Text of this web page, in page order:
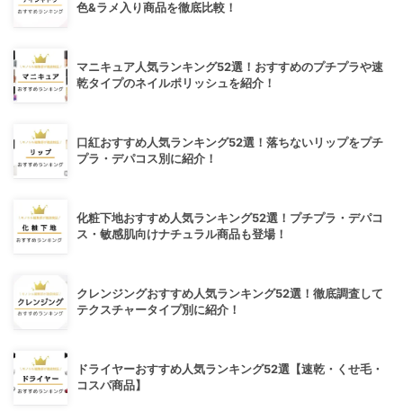
色&ラメ入り商品を徹底比較！
マニキュア人気ランキング52選！おすすめのプチプラや速
乾タイプのネイルポリッシュを紹介！
口紅おすすめ人気ランキング52選！落ちないリップをプチ
プラ・デパコス別に紹介！
化粧下地おすすめ人気ランキング52選！プチプラ・デパコ
ス・敏感肌向けナチュラル商品も登場！
クレンジングおすすめ人気ランキング52選！徹底調査して
テクスチャータイプ別に紹介！
ドライヤーおすすめ人気ランキング52選【速乾・くせ毛・
コスパ商品】